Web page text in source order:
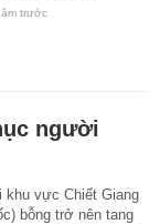
trước
người
khu vực Chiết Giang
bỗng trở nên tang